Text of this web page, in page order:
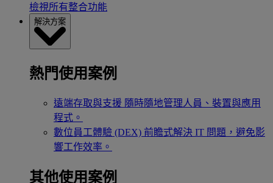
檢視所有整合功能
解決方案
熱門使用案例
遠端存取與支援 隨時隨地管理人員、裝置與應用
程式。
數位員工體驗 (DEX) 前瞻式解決 IT 問題，避免影
響工作效率。
其他使用案例